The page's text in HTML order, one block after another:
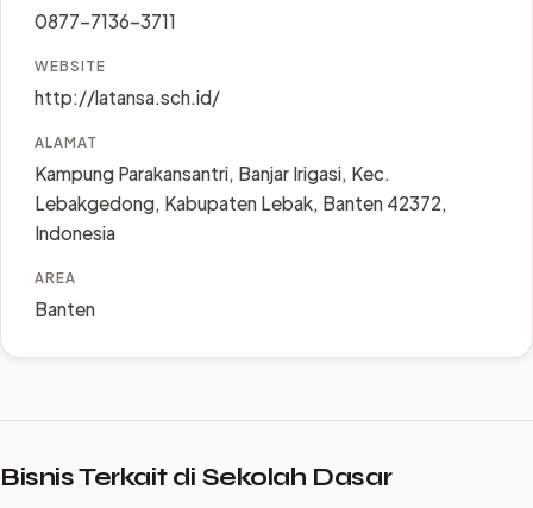
0877-7136-3711
WEBSITE
http://latansa.sch.id/
ALAMAT
Kampung Parakansantri, Banjar Irigasi, Kec.
Lebakgedong, Kabupaten Lebak, Banten 42372,
Indonesia
AREA
Banten
Bisnis Terkait di Sekolah Dasar